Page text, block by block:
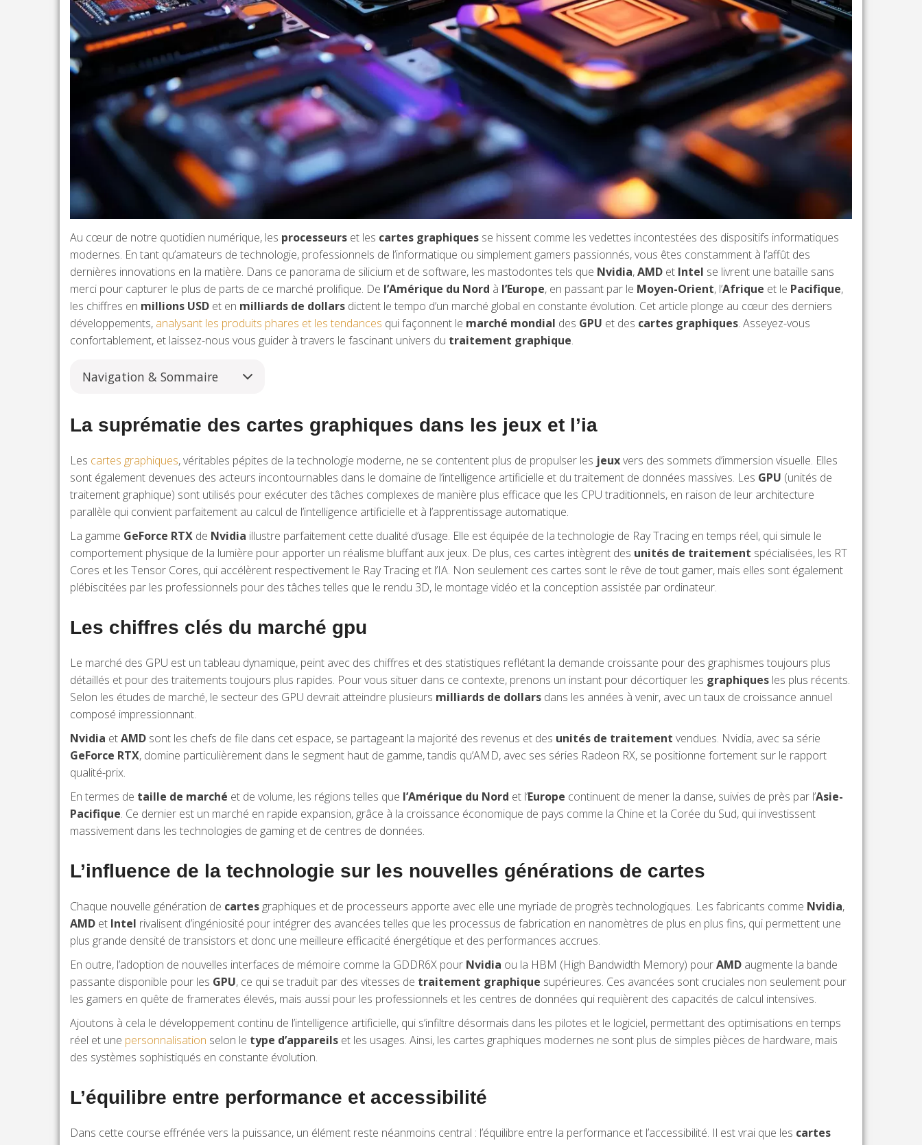
Au cœur de notre quotidien numérique, les processeurs et les cartes graphiques se hissent comme les vedettes incontestées des dispositifs informatiques
modernes. En tant qu’amateurs de technologie, professionnels de l’informatique ou simplement gamers passionnés, vous êtes constamment à l’affût des
dernières innovations en la matière. Dans ce panorama de silicium et de software, les mastodontes tels que Nvidia,AMD et Intel se livrent une bataille sans
merci pour capturer le plus de parts de ce marché prolifique. De l’Amérique du Nord à l’Europe, en passant par le Moyen-Orient, l’Afrique et le Pacifique,
les chiffres en millions USD et en milliards de dollars dictent le tempo d’un marché global en constante évolution. Cet article plonge au cœur des derniers
développements, analysant les produits phares et les tendances qui façonnent le marché mondial des GPU et des cartes graphiques. Asseyez-vous
confortablement, et laissez-nous vous guider à travers le fascinant univers du traitement graphique.
Navigation & Sommaire
La suprématie des cartes graphiques dans les jeux et l’ia
Les cartes graphiques, véritables pépites de la technologie moderne, ne se contentent plus de propulser les jeuxvers des sommets d’immersion visuelle. Elles
sont également devenues des acteurs incontournables dans le domaine de l’intelligence artificielle et du traitement de données massives. Les GPU (unités de
traitement graphique) sont utilisés pour exécuter des tâches complexes de manière plus efficace que les CPU traditionnels, en raison de leur architecture
parallèle qui convient parfaitement au calcul de l’intelligence artificielle et à l’apprentissage automatique.
La gamme GeForce RTX de Nvidia illustre parfaitement cette dualité d’usage. Elle est équipée de la technologie de Ray Tracing en temps réel, qui simule le
comportement physique de la lumière pour apporter un réalisme bluffant aux jeux. De plus, ces cartes intègrent des unités de traitement spécialisées, les RT
Cores et les Tensor Cores, qui accélèrent respectivement le Ray Tracing et l’IA. Non seulement ces cartes sont le rêve de tout gamer, mais elles sont également
plébiscitées par les professionnels pour des tâches telles que le rendu 3D, le montage vidéo et la conception assistée par ordinateur.
Les chiffres clés du marché gpu
Le marché des GPU est un tableau dynamique, peint avec des chiffres et des statistiques reflétant la demande croissante pour des graphismes toujours plus
détaillés et pour des traitements toujours plus rapides. Pour vous situer dans ce contexte, prenons un instant pour décortiquer les graphiques les plus récents.
Selon les études de marché, le secteur des GPU devrait atteindre plusieurs milliards de dollars dans les années à venir, avec un taux de croissance annuel
composé impressionnant.
Nvidia etAMD sont les chefs de file dans cet espace, se partageant la majorité des revenus et des unités de traitement vendues. Nvidia, avec sa série
GeForce RTX, domine particulièrement dans le segment haut de gamme, tandis qu’AMD, avec ses séries Radeon RX, se positionne fortement sur le rapport
qualité-prix.
En termes de taille de marché et de volume, les régions telles que l’Amérique du Nord et l’Europe continuent de mener la danse, suivies de près par l’Asie-
Pacifique. Ce dernier est un marché en rapide expansion, grâce à la croissance économique de pays comme la Chine et la Corée du Sud, qui investissent
massivement dans les technologies de gaming et de centres de données.
L’influence de la technologie sur les nouvelles générations de cartes
Chaque nouvelle génération de cartes graphiques et de processeurs apporte avec elle une myriade de progrès technologiques. Les fabricants comme Nvidia,
AMD et Intel rivalisent d’ingéniosité pour intégrer des avancées telles que les processus de fabrication en nanomètres de plus en plus fins, qui permettent une
plus grande densité de transistors et donc une meilleure efficacité énergétique et des performances accrues.
En outre, l’adoption de nouvelles interfaces de mémoire comme la GDDR6X pour Nvidia ou la HBM (High Bandwidth Memory) pourAMD augmente la bande
passante disponible pour les GPU, ce qui se traduit par des vitesses de traitement graphique supérieures. Ces avancées sont cruciales non seulement pour
les gamers en quête de framerates élevés, mais aussi pour les professionnels et les centres de données qui requièrent des capacités de calcul intensives.
Ajoutons à cela le développement continu de l’intelligence artificielle, qui s’infiltre désormais dans les pilotes et le logiciel, permettant des optimisations en temps
réel et une personnalisation selon le type d’appareils et les usages. Ainsi, les cartes graphiques modernes ne sont plus de simples pièces de hardware, mais
des systèmes sophistiqués en constante évolution.
L’équilibre entre performance et accessibilité
Dans cette course effrénée vers la puissance, un élément reste néanmoins central : l’équilibre entre la performance et l’accessibilité. Il est vrai que les cartes